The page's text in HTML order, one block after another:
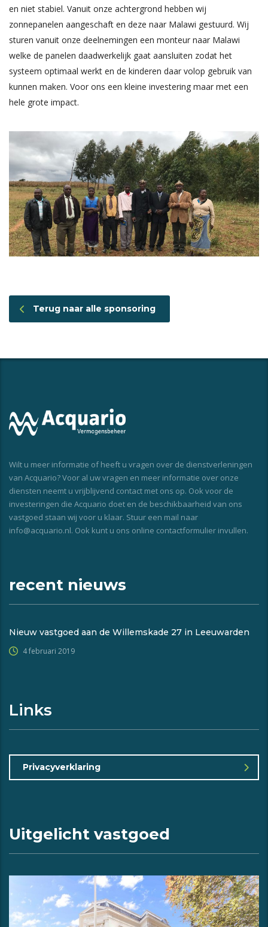
en niet stabiel. Vanuit onze achtergrond hebben wij
zonnepanelen aangeschaft en deze naar Malawi gestuurd. Wij
sturen vanuit onze deelnemingen een monteur naar Malawi
welke de panelen daadwerkelijk gaat aansluiten zodat het
systeem optimaal werkt en de kinderen daar volop gebruik van
kunnen maken. Voor ons een kleine investering maar met een
hele grote impact.
Terug naar alle sponsoring
Wilt u meer informatie of heeft u vragen over de dienstverleningen
van Acquario? Voor al uw vragen en meer informatie over onze
diensten neemt u vrijblijvend contact met ons op. Ook voor de
investeringen die Acquario doet en de beschikbaarheid van ons
vastgoed staan wij voor u klaar. Stuur een mail naar
info@acquario.nl. Ook kunt u ons online contactformulier invullen.
recent nieuws
Nieuw vastgoed aan de Willemskade 27 in Leeuwarden
4 februari 2019
Links
Privacyverklaring
Uitgelicht vastgoed